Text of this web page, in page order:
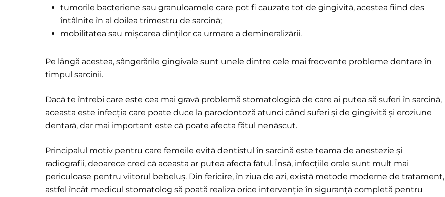
tumorile bacteriene sau granuloamele care pot fi cauzate tot de gingivită, acestea fiind des
întâlnite în al doilea trimestru de sarcină;
mobilitatea sau mișcarea dinților ca urmare a demineralizării.
Pe lângă acestea, sângerările gingivale sunt unele dintre cele mai frecvente probleme dentare în
timpul sarcinii.
Dacă te întrebi care este cea mai gravă problemă stomatologică de care ai putea să suferi în sarcină,
aceasta este infecția care poate duce la parodontoză atunci când suferi și de gingivită și eroziune
dentară, dar mai important este că poate afecta fătul nenăscut.
Principalul motiv pentru care femeile evită dentistul în sarcină este teama de anestezie și
radiografii, deoarece cred că aceasta ar putea afecta fătul. Însă, infecțiile orale sunt mult mai
periculoase pentru viitorul bebeluș. Din fericire, în ziua de azi, există metode moderne de tratament,
astfel încât medicul stomatolog să poată realiza orice intervenție în siguranță completă pentru